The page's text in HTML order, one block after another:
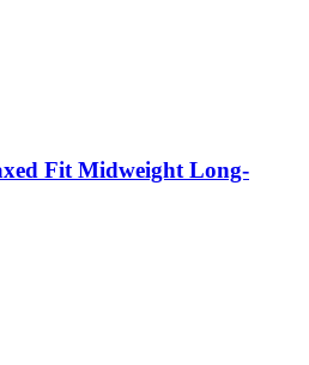
Fit Midweight Long-